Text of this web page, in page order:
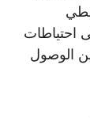
احتياطات
الوصول